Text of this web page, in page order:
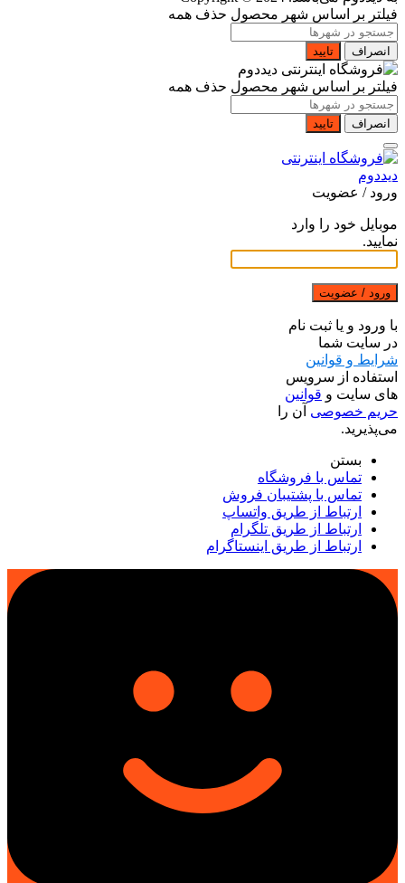
فیلتر بر اساس شهر محصول حذف همه
انصراف تایید
فیلتر بر اساس شهر محصول حذف همه
انصراف تایید
ورود / عضویت
موبایل خود را وارد
نمایید.
ورود / عضویت
با ورود و یا ثبت نام
در سایت شما
شرایط و قوانین
استفاده از سرویس
های سایت و قوانین
حریم خصوصی آن را
می‌پذیرید.
بستن
تماس با فروشگاه
تماس با پشتیبان فروش
ارتباط از طریق واتساپ
ارتباط از طریق تلگرام
ارتباط از طریق اینستاگرام